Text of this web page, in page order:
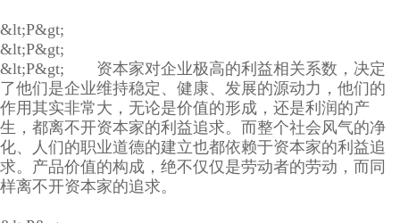
&lt;P&gt;
&lt;P&gt;
&lt;P&gt; 资本家对企业极高的利益相关系数，决定
了他们是企业维持稳定、健康、发展的源动力，他们的
作用其实非常大，无论是价值的形成，还是利润的产
生，都离不开资本家的利益追求。而整个社会风气的净
化、人们的职业道德的建立也都依赖于资本家的利益追
求。产品价值的构成，绝不仅仅是劳动者的劳动，而同
样离不开资本家的追求。